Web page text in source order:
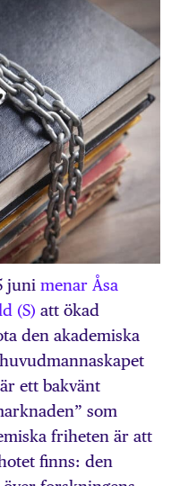
junimenar Åsa
(S) att ökad
den akademiska
ett bakvänt
som
friheten är att
finns: den